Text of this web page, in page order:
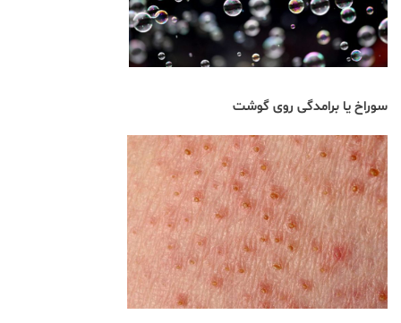
سوراخ یا برامدگی روی گوشت